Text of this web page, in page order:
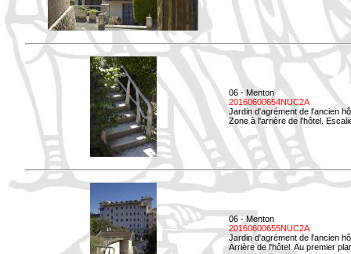
06 - Menton
20160600654NUC2A
Jardin d'agrément de l'ancien
Zone à l'arrière de l'hôtel.
06 - Menton
20160600655NUC2A
Jardin d'agrément de l'ancien
Arrière de l'hôtel. Au premier